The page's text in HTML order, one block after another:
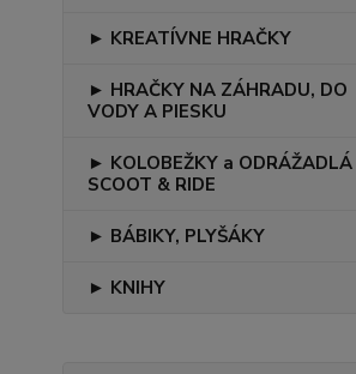
► KREATÍVNE HRAČKY
► HRAČKY NA ZÁHRADU, DO
VODY A PIESKU
► KOLOBEŽKY a ODRÁŽADLÁ
SCOOT & RIDE
► BÁBIKY, PLYŠÁKY
► KNIHY